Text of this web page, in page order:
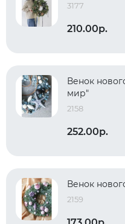
3177
210.00р.
Венок
мир"
2158
252.00р.
Венок
2159